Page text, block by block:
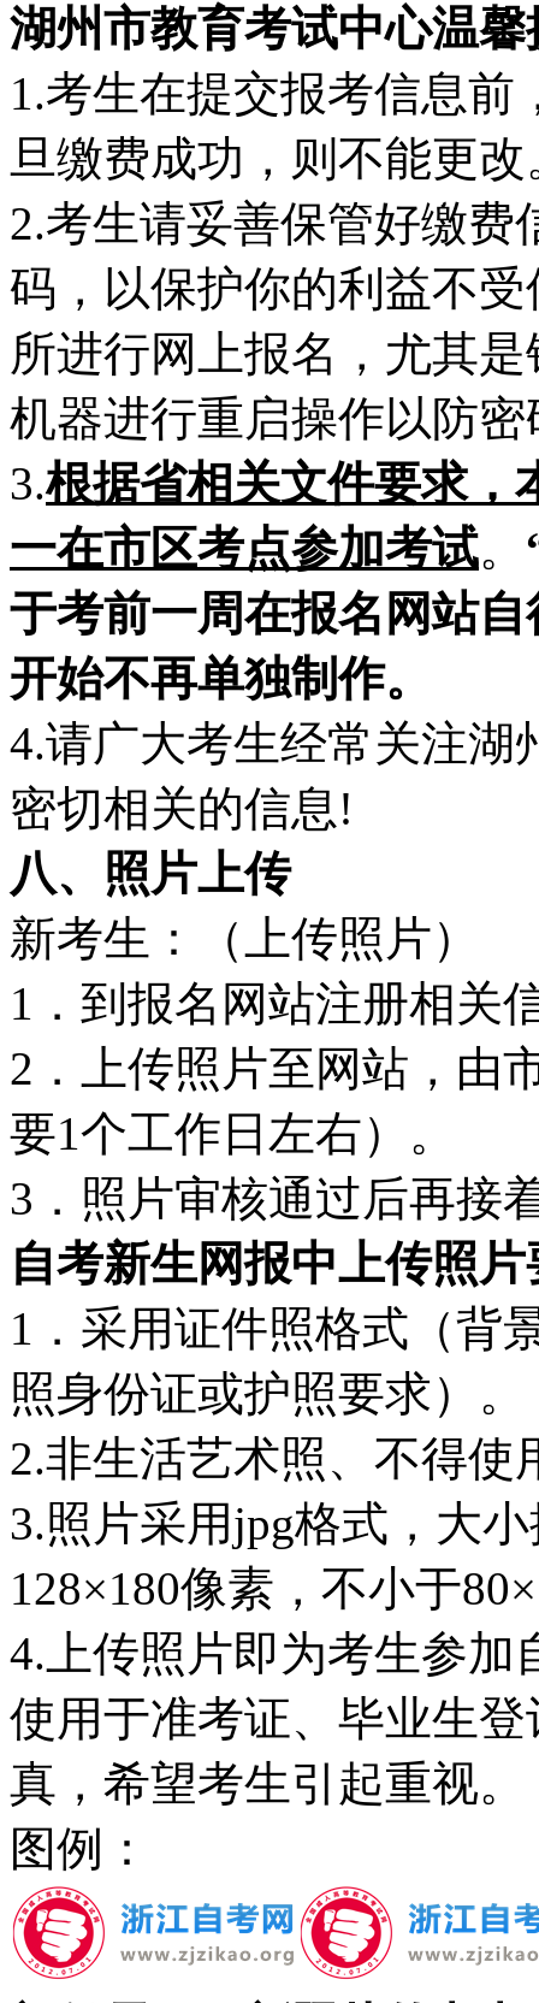
湖州市教育考试中心温馨
1.考生在提交报考信息
旦缴费成功，则不能更改
2.考生请妥善保管好缴费
码，以保护你的利益不
所进行网上报名，尤其
机器进行重启操作以防
3.根据省相关文件要求，
一在市区考点参加考试。
于考前一周在报名网站
开始不再单独制作。
4.请广大考生经常关注湖
密切相关的信息!
八、照片上传
新考生：（上传照片）
1．到报名网站注册相关
2．上传照片至网站，由
要1个工作日左右）。
3．照片审核通过后再接
自考新生网报中上传照
1．采用证件照格式（背
照身份证或护照要求）。
2.非生活艺术照、不得使
3.照片采用jpg格式，大
128×180像素，不小于
4.上传照片即为考生参加
使用于准考证、毕业生
真，希望考生引起重视。
图例：